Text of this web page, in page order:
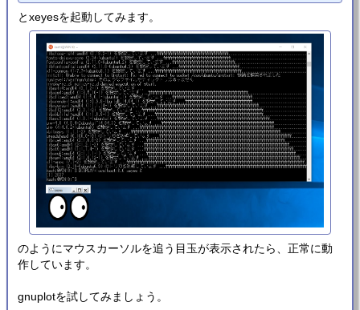
とxeyesを起動してみます。
のようにマウスカーソルを追う目玉が表示されたら、正常に動
作しています。
gnuplotを試してみましょう。